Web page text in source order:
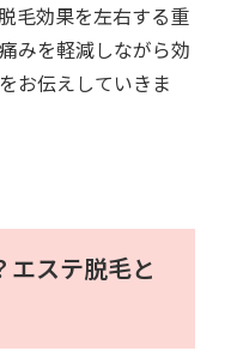
毛効果を左右する重
みを軽減しながら効
お伝えしていきま
エステ脱毛と